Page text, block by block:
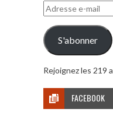
Adresse
e-
mail
S'abonner
Rejoignez les 219
FACEBOOK